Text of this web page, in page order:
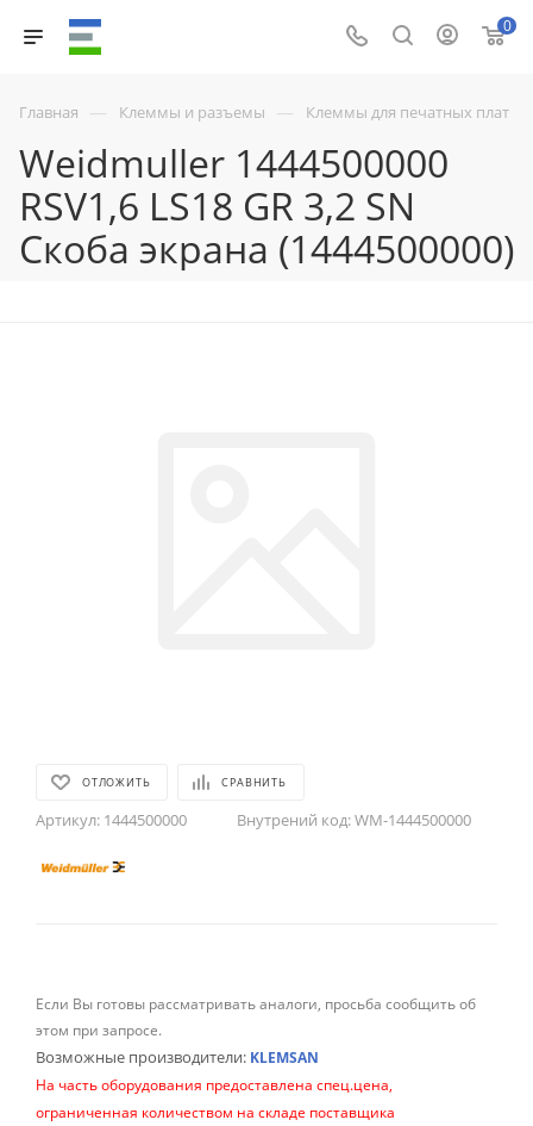
0
Главная — Клеммы и разъемы — Клеммы для печатных плат
Weidmuller 1444500000
RSV1,6 LS18 GR 3,2 SN
Скоба экрана (1444500000)
ОТЛОЖИТЬ СРАВНИТЬ
Артикул: 1444500000 Внутрений код:WM-1444500000
Если Вы готовы рассматривать аналоги, просьба сообщить об
этом при запросе.
Возможные производители: KLEMSAN
На часть оборудования предоставлена спец.цена,
ограниченная количеством на складе поставщика